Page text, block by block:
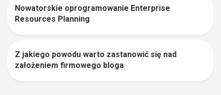
Nowatorskie oprogramowanie Enterprise
Resources Planning
Z jakiego powodu warto zastanowić się nad
założeniem firmowego bloga